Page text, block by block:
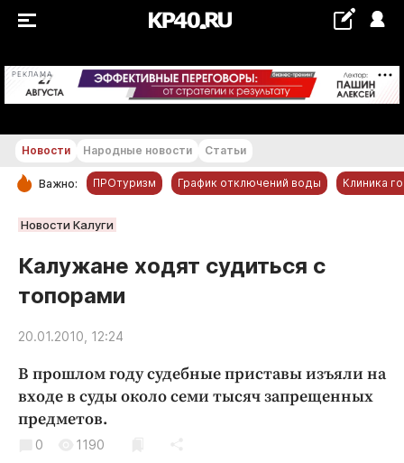
РЕКЛАМА +26...+27 °С
РУБРИКИ
Новости компаний
Статьи
Народные новости
Авто и транспорт
Благоустройство
Криминал
Культура
Новости Народные новости Статьи
Важно: ПРОтуризм График отключений воды Клиника
Новости Калуги
Калужане ходят судиться с
топорами
20.01.2010, 12:24
В прошлом году судебные приставы изъяли на
входе в суды около семи тысяч запрещенных
предметов.
0 1190